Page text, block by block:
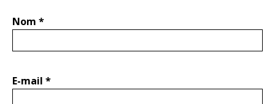
Nom *
E-mail *